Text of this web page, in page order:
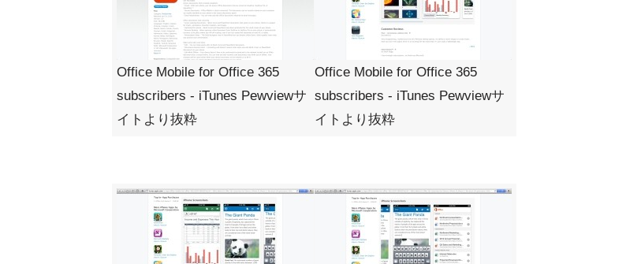
Office Mobile for Office 365
subscribers - iTunes Pewviewサ
イトより抜粋
Office Mobile for Office 365
subscribers - iTunes Pewviewサ
イトより抜粋